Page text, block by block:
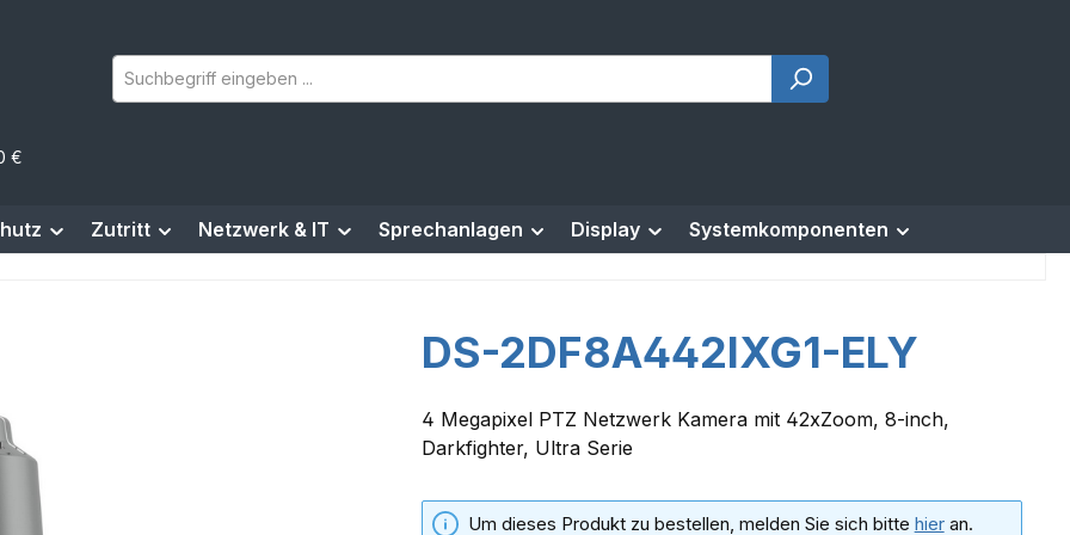
€
Zutritt Netzwerk & IT Sprechanlagen Display Systemkomponenten
DS-2DF8A442IXG1-ELY
4 Megapixel PTZ Netzwerk Kamera mit 42xZoom, 8-inch,
Darkfighter, Ultra Serie
Um dieses Produkt zu bestellen, melden Sie sich bitte hieran.